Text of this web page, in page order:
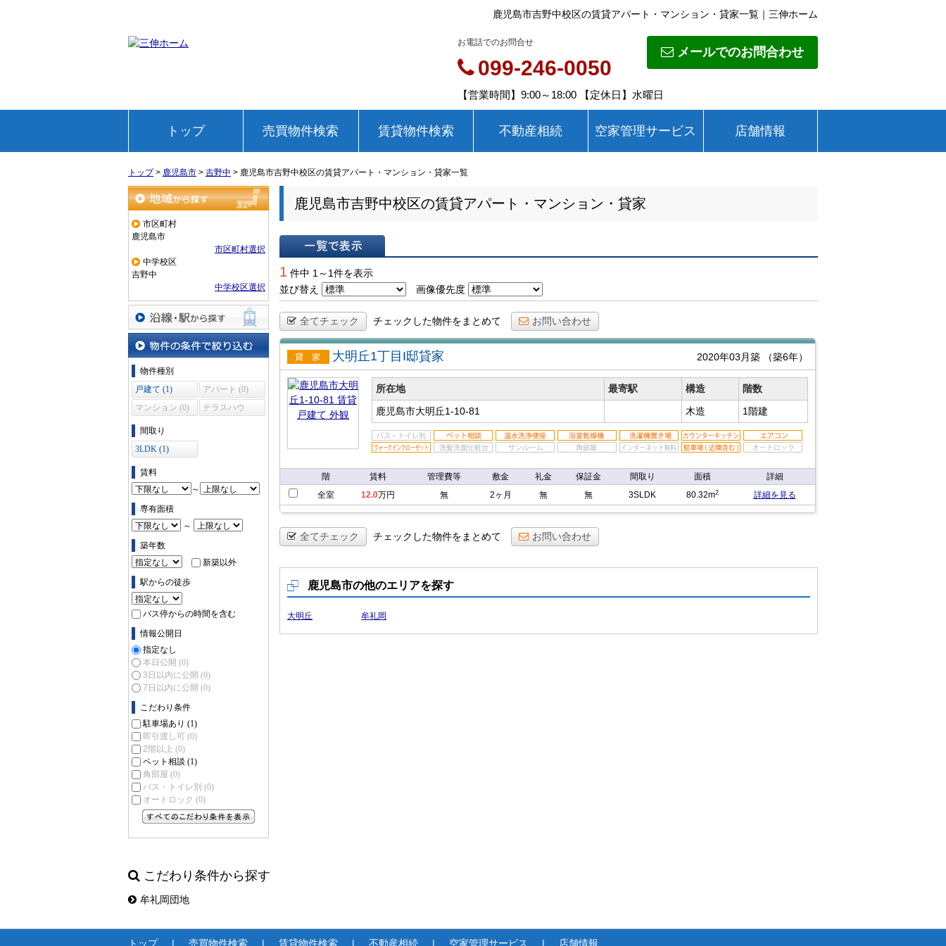
鹿児島市吉野中校区の賃貸アパート・マンション・貸家一覧｜三伸ホーム
メールでのお問合わせ
お電話でのお問合せ
099-246-0050
【営業時間】9:00～18:00 【定休日】水曜日
トップ 売買物件検索 賃貸物件検索 不動産相続 空家管理サービス 店舗情報
トップ> 鹿児島市 > 吉野中 > 鹿児島市吉野中校区の賃貸アパート・マンション・貸家一覧
地域から探す
市区町村
鹿児島市
市区町村選択
中学校区
吉野中
中学校区選択
沿線・駅から探す
物件の条件で絞り込む
物件種別
戸建て (1)
アパート (0)
マンション (0)
テラスハウ
間取り
3LDK (1)
賃料
～
専有面積
～
築年数
新築以外
駅からの徒歩
バス停からの時間を含む
情報公開日
指定なし
本日公開 (0)
3日以内に公開 (0)
7日以内に公開 (0)
こだわり条件
駐車場あり (1)
即引渡し可 (0)
2階以上 (0)
ペット相談 (1)
角部屋 (0)
バス・トイレ別 (0)
オートロック (0)
鹿児島市吉野中校区の賃貸アパート・マンション・貸家
1 件中 1～1件を表示
並び替え
画像優先度
全てチェック チェックした物件をまとめて お問い合わせ
賃貸戸建
て
大明丘1丁目I邸貸家 2020年03月築 （築6年）
所在地 最寄駅 構造
階数
鹿児島市大明丘1-10-81
木造 1階建
階 賃料 管理費等 敷金 礼金 保証金 間取り 面積
詳細
全室
12.0万円 無 2ヶ月 無 無 3SLDK 80.32m2 詳細を見る
全てチェック チェックした物件をまとめて お問い合わせ
鹿児島市の他のエリアを探す
大明丘 牟礼岡
こだわり条件から探す
牟礼岡団地
トップ 売買物件検索 賃貸物件検索 不動産相続 空家管理サービス 店舗情報